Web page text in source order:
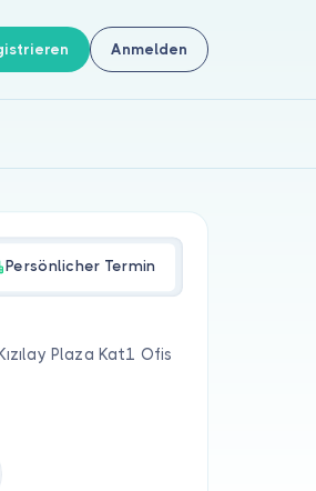
Anmelden
Persönlicher Termin
Plaza Kat1 Ofis